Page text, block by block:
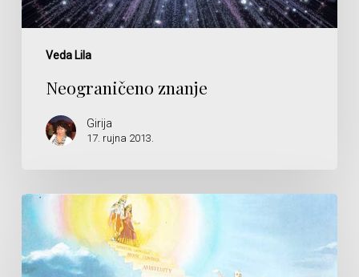
Veda Lila
Neograničeno znanje
Girija
17. rujna 2013.
To
je
duhovni,
božanski